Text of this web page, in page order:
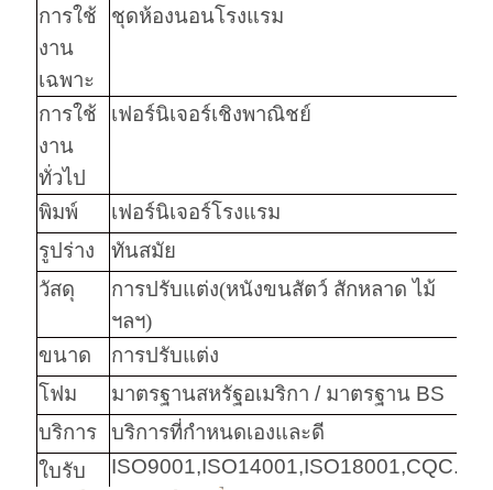
การใช้
งาน
เฉพาะ
ชุดห้องนอนโรงแรม
การใช้
งาน
ทั่วไป
เฟอร์นิเจอร์เชิงพาณิชย์
พิมพ์
เฟอร์นิเจอร์โรงแรม
รูปร่าง
ทันสมัย
วัสดุ
การปรับแต่ง(หนังขนสัตว์ สักหลาด ไม้
ฯลฯ)
ขนาด
การปรับแต่ง
โฟม
มาตรฐานสหรัฐอเมริกา / มาตรฐาน BS
บริการ
บริการที่กำหนดเองและดี
ใบรับ
ISO9001,ISO14001,ISO18001,CQC.